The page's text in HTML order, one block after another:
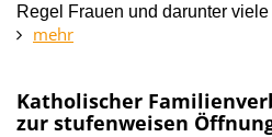
Regel Frauen und darunter
mehr
Katholischer
zur stufenweisen